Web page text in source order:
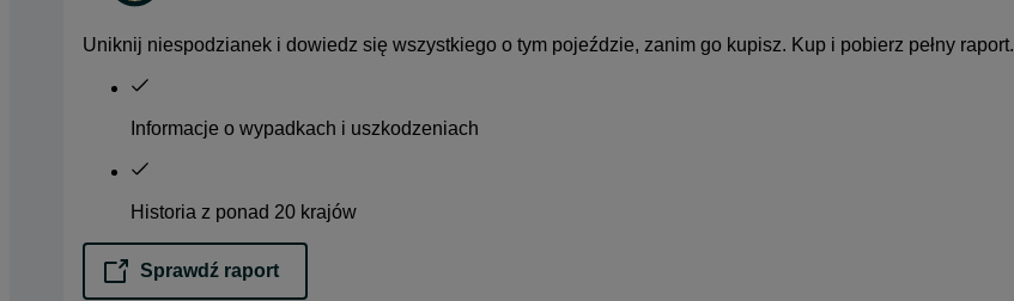
Uniknij niespodzianek i dowiedz się wszystkiego o tym pojeździe, zanim go kupisz. Kup i pobierz pełny raport.
Informacje o wypadkach i uszkodzeniach
Historia z ponad 20 krajów
Sprawdź raport
opens in a new tab